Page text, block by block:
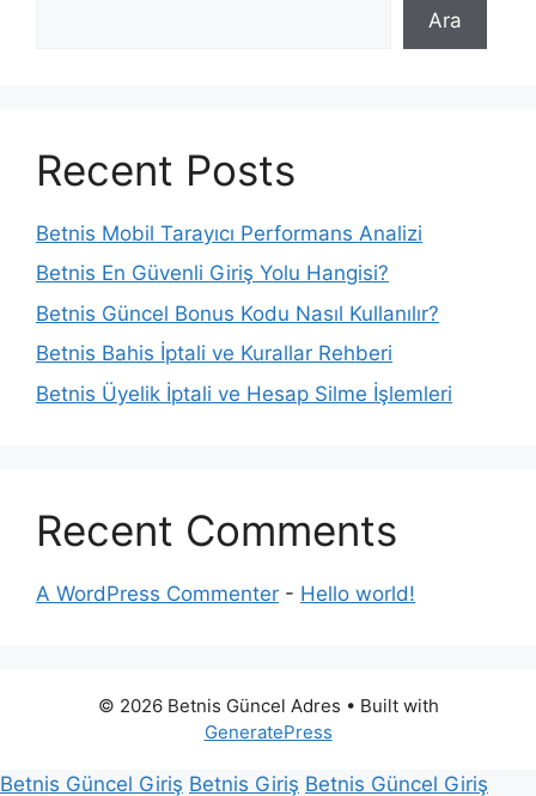
Ara
Recent Posts
Betnis Mobil Tarayıcı Performans Analizi
Betnis En Güvenli Giriş Yolu Hangisi?
Betnis Güncel Bonus Kodu Nasıl Kullanılır?
Betnis Bahis İptali ve Kurallar Rehberi
Betnis Üyelik İptali ve Hesap Silme İşlemleri
Recent Comments
A WordPress Commenter - Hello world!
© 2026 Betnis Güncel Adres • Built with
GeneratePress
Betnis Güncel Giriş Betnis Giriş Betnis Güncel Giriş